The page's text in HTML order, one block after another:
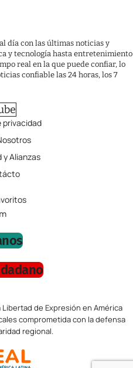
día con las últimas noticias y
y tecnología hasta entretenimiento
real en la que puede confiar, lo
confiable las 24 horas, los 7
privacidad
y Alianzas
de Expresión en América
comprometida con la defensa
regional.